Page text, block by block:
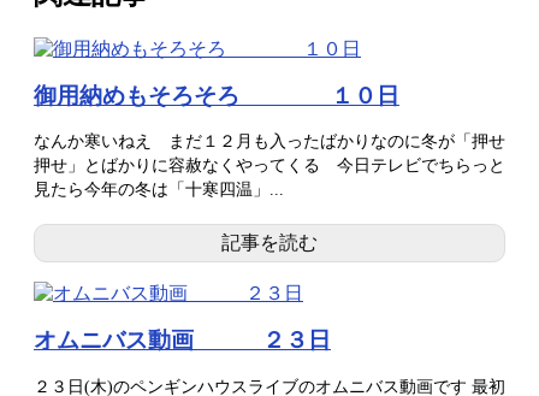
御用納めもそろそろ １０日
なんか寒いねえ まだ１２月も入ったばかりなのに冬が「押せ
押せ」とばかりに容赦なくやってくる 今日テレビでちらっと
見たら今年の冬は「十寒四温」...
記事を読む
オムニバス動画 ２３日
２３日(木)のペンギンハウスライブのオムニバス動画です 最初